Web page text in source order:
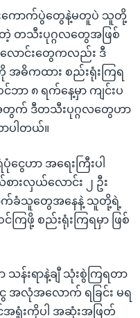
းကောက်ပွဲတွေနဲ့မတူပဲ သူတို့
သီးပုဂ္ဂလတွေအဖြစ်
ာင်းတွေကလည်း ဒီ
ဓိကထား စည်းရုံးကြရ
င်ဘာ ၈ ရက်နေ့မှာ ကျင်းပ
တွက် ဒီတသီးပုဂ္ဂလတွေဟာ
ာပါတယ်။
ဟာ အရေးကြီးပါ
ားလှယ်လောင်း ၂ ဦး
က်ခံသူတွေအနေနဲ့ သူတို့ရဲ့
ြဖို့ စည်းရုံးကြရမှာ ဖြစ်
န်းရာနဲ့ချီ သုံးစွဲကြရတာ
အလုံအလောက် ရခြင်း မရ
အရှုံးကိုပါ အဆုံးအဖြတ်